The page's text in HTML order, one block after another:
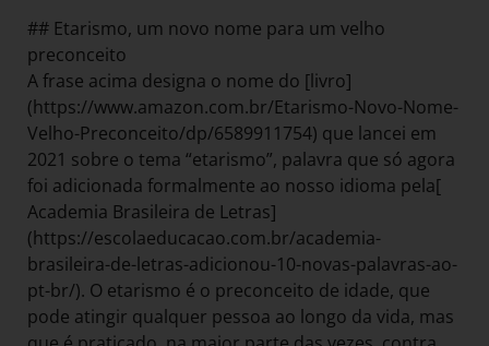
## Etarismo, um novo nome para um velho
preconceito
A frase acima designa o nome do [livro]
(https://www.amazon.com.br/Etarismo-Novo-Nome-
Velho-Preconceito/dp/6589911754) que lancei em
2021 sobre o tema “etarismo”, palavra que só agora
foi adicionada formalmente ao nosso idioma pela[
Academia Brasileira de Letras]
(https://escolaeducacao.com.br/academia-
brasileira-de-letras-adicionou-10-novas-palavras-ao-
pt-br/). O etarismo é o preconceito de idade, que
pode atingir qualquer pessoa ao longo da vida, mas